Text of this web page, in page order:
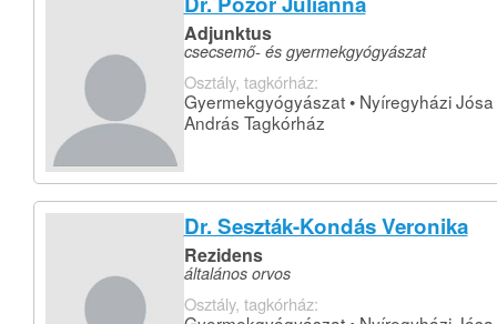
Adjunktus
csecsemő- és gyermekgyógyászat
Osztály, tagkórház:
Gyermekgyógyászat • Nyíregyházi Jósa
András Tagkórház
Dr. Seszták-Kondás Veronika
Rezidens
általános orvos
Osztály, tagkórház: